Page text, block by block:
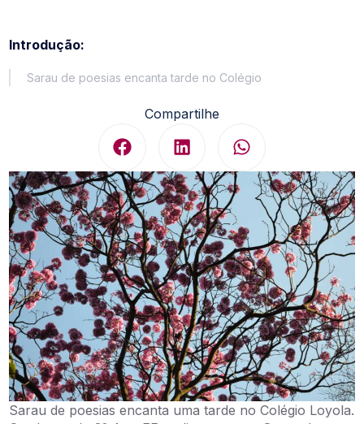
Introdução:
Sarau de poesias encanta tarde no Colégio
Compartilhe
Sarau de poesias encanta uma tarde no Colégio Loyola.